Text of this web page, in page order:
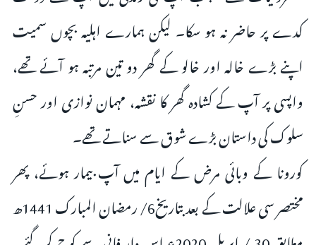
کدے پر حاضر نہ ہو سکا۔ لیکن ہمارے اہلیہ بچوں سمیت
اپنے بڑے خالہ اور خالو کے گھر دو تین مرتبہ ہو آئے تھے،
واپسی پر آپ کے کشادہ گھر کا نقشہ، مہمان نوازی اور حسنِ
سلوک کی داستان بڑے شوق سے سناتے تھے۔
کورونا کے وبائی مرض کے ایام میں آپ بیمار ہوئے، پھر
مختصر سی علالت کے بعد بتاریخ6/ رمضان المبارک 1441ھ